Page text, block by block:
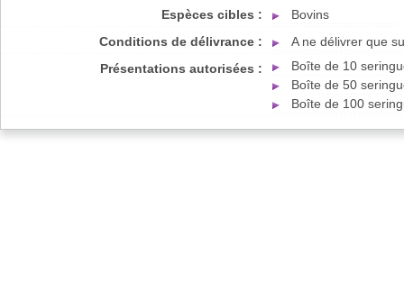
Espèces cibles :
Bovins
Conditions de délivrance :
A ne délivrer que
Présentations autorisées :
Boîte de 10
Boîte de 50
Boîte de 100